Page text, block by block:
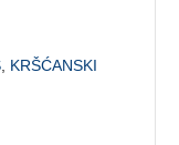
KRŠĆANSKI